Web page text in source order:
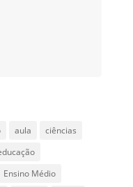
aula
ciências
Ensino Médio